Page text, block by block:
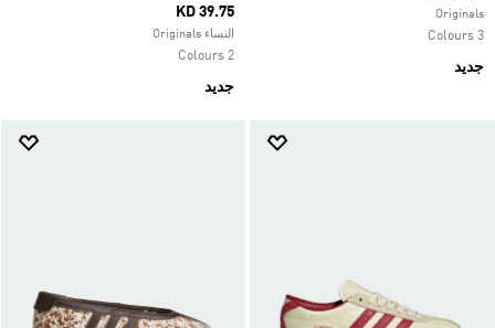
Originals
3 Colours
جديد
KD 39.75
النساء Originals
2 Colours
جديد